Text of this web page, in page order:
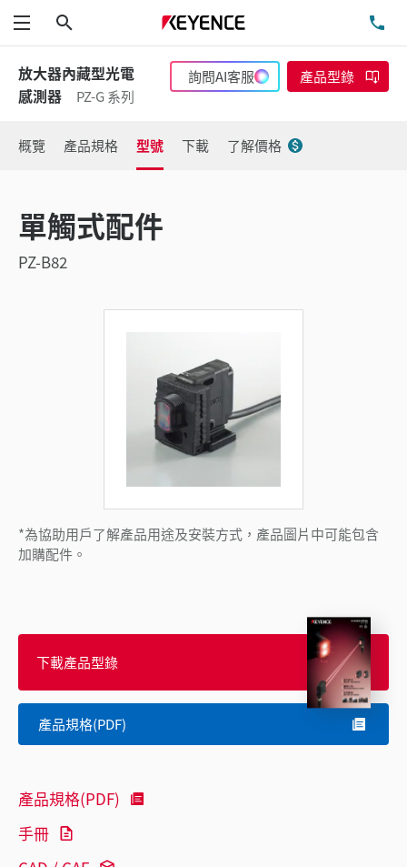
功能表
放大器內藏型光電
感測器
PZ-G 系列
詢問AI客服 產品型錄
概覽 產品規格 型號 下載 了解價格
單觸式配件
PZ-B82
*為協助用戶了解產品用途及安裝方式，產品圖片中可能包含
加購配件。
下載產品型錄
產品規格(PDF)
產品規格(PDF)
手冊